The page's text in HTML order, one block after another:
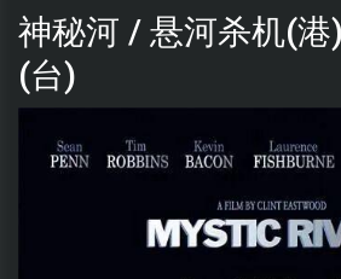
神秘河 / 悬河杀机(
(台)